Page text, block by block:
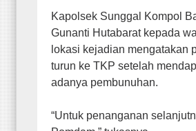
Kapolsek Sunggal Kompol
Gunanti Hutabarat kepada
lokasi kejadian mengatakan
turun ke TKP setelah
adanya pembunuhan.
“Untuk penanganan